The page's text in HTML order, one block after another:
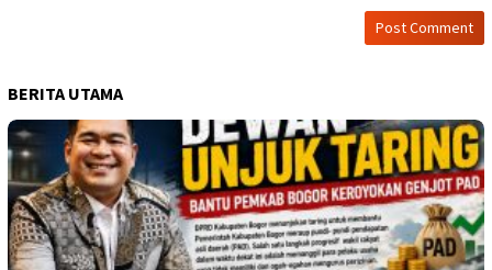
BERITA UTAMA